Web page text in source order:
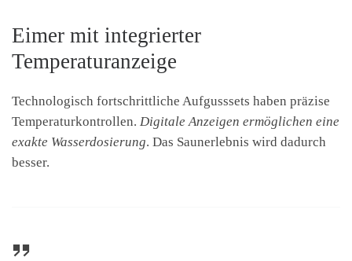
Eimer mit integrierter
Temperaturanzeige
Technologisch fortschrittliche Aufgusssets haben präzise
Temperaturkontrollen. Digitale Anzeigen ermöglichen eine
exakte Wasserdosierung. Das Saunerlebnis wird dadurch
besser.